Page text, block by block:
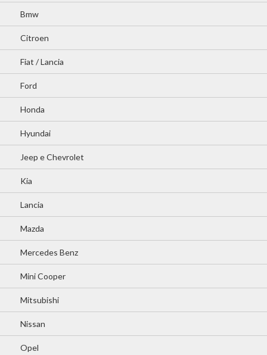
Bmw
Citroen
Fiat / Lancia
Ford
Honda
Hyundai
Jeep e Chevrolet
Kia
Lancia
Mazda
Mercedes Benz
Mini Cooper
Mitsubishi
Nissan
Opel